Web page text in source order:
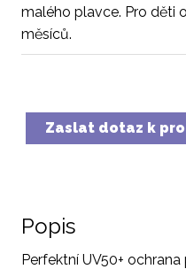
malého plavce. Pro děti
měsíců.
Zaslat dotaz k
Popis
Perfektní UV50+